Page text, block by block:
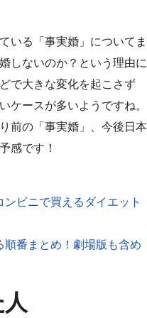
いる「事実婚」についてま
しないのか？という理由に
で大きな変化を起こさず
ケースが多いようですね。
前の「事実婚」、今後日本
感です！
ビニで買えるダイエット
番まとめ！劇場版も含め